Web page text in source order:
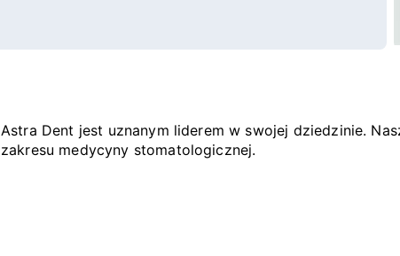
Astra Dent jest uznanym liderem w swojej dziedzinie.
zakresu medycyny stomatologicznej.